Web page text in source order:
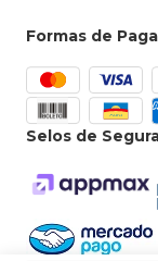
Formas de
Selos de